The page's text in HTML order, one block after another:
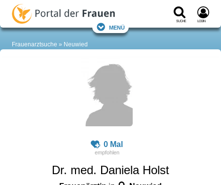
Suche Login
Menü
Frauenarztsuche Neuwied
0 Mal
Dr. med. Daniela Holst